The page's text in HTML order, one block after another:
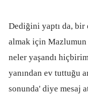
Dediğini yaptı da,
almak için Mazlumun
neler yaşandı
yanından ev tuttuğu
sonunda' diye mesaj